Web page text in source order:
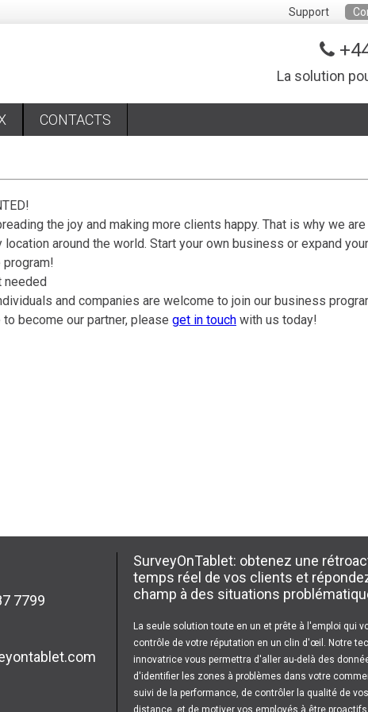
Support
La solution
CONTACTS
the joy and making more clients happy. That is why we
location around the world. Start your own business or expand
program!
needed
and companies are welcome to join our business
become our partner, please get in touch with us today!
7799
SurveyOnTablet: obtenez une
temps réel de vos clients et
champ à des situations
La seule solution toute en un et prête à l'emploi qui
contrôle de votre réputation en un clin d'œil. Notre
innovatrice vous permettra d'aller au-delà des
d'identifier les zones à problèmes dans votre
suivi de la performance, de contrôler la qualité de
distance, et de motiver vos employés à être